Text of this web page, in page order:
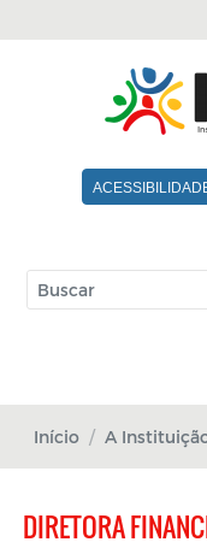
Início A
DIRETORA